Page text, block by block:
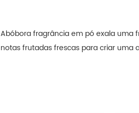
Abóborafragrância em póexala uma
notas frutadas frescas para criar